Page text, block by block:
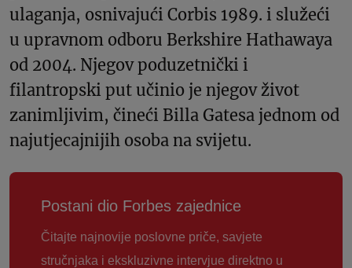
ulaganja, osnivajući Corbis 1989. i služeći
u upravnom odboru Berkshire Hathawaya
od 2004. Njegov poduzetnički i
filantropski put učinio je njegov život
zanimljivim, čineći Billa Gatesa jednom od
najutjecajnijih osoba na svijetu.
Postani dio Forbes zajednice
Čitajte najnovije poslovne priče, savjete
stručnjaka i ekskluzivne intervjue direktno u